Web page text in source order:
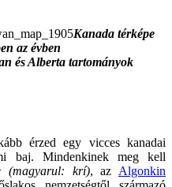
Kanada térképe
az évben
ésAlberta tartományok
érzed egy vicces kanadai
baj. Mindenkinek meg kell
(magyarul: krí), az Algonkin